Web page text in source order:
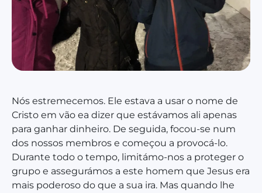
Nós estremecemos. Ele estava a usar o nome de
Cristo em vão ea dizer que estávamos ali apenas
para ganhar dinheiro. De seguida, focou-se num
dos nossos membros e começou a provocá-lo.
Durante todo o tempo, limitámo-nos a proteger o
grupo e assegurámos a este homem que Jesus era
mais poderoso do que a sua ira. Mas quando lhe